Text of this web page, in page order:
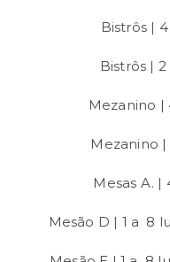
Bistrôs |
Bistrôs |
Mezanino |
Mezanino |
Mesas A. |
Mesão D | 1 a 8